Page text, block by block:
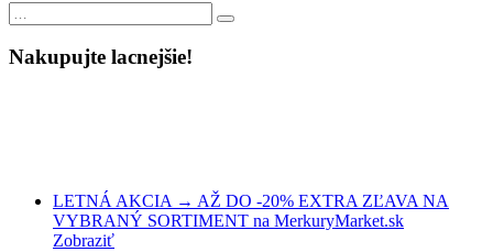
for:
Search
Nakupujte lacnejšie!
LETNÁ AKCIA → AŽ DO -20% EXTRA ZĽAVA NA
VYBRANÝ SORTIMENT na MerkuryMarket.sk
Zobraziť